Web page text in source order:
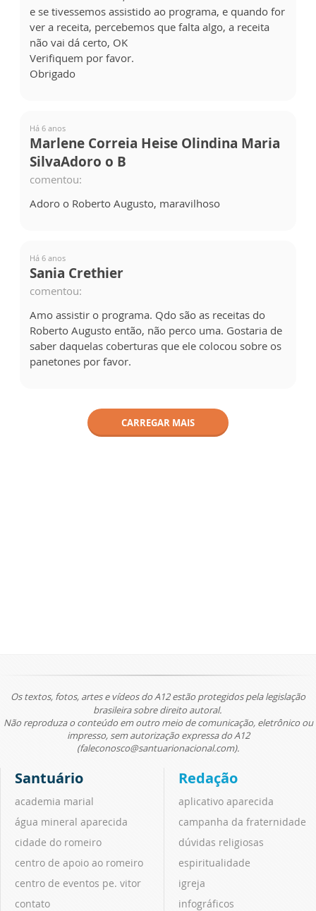
e se tivessemos assistido ao programa, e quando for
ver a receita, percebemos que falta algo, a receita
não vai dá certo, OK
Verifiquem por favor.
Obrigado
Há 6 anos
Marlene Correia Heise Olindina Maria
SilvaAdoro o B
comentou:
Adoro o Roberto Augusto, maravilhoso
Há 6 anos
Sania Crethier
comentou:
Amo assistir o programa. Qdo são as receitas do
Roberto Augusto então, não perco uma. Gostaria de
saber daquelas coberturas que ele colocou sobre os
panetones por favor.
CARREGAR MAIS
Os textos, fotos, artes e vídeos do A12 estão protegidos pela legislação
brasileira sobre direito autoral.
Não reproduza o conteúdo em outro meio de comunicação, eletrônico ou
impresso, sem autorização expressa do A12
(faleconosco@santuarionacional.com).
Santuário
academia marial
água mineral aparecida
cidade do romeiro
centro de apoio ao romeiro
centro de eventos pe. vitor
contato
Redação
aplicativo aparecida
campanha da fraternidade
dúvidas religiosas
espiritualidade
igreja
infográficos